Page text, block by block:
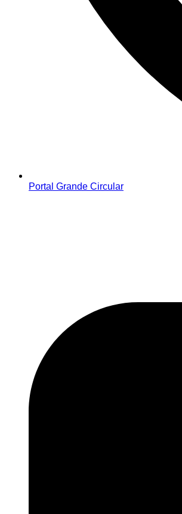
Portal Grande Circular